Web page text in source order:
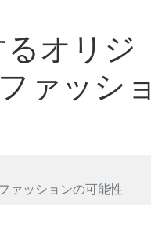
オリジ
ァッショ
ァッションの可能性